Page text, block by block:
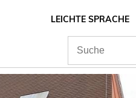
LEICHTE SPRACHE